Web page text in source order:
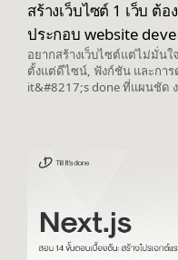
สร้างเว็บไซต์ 1 เว็บ ต้อ
ประกอบ website
อยากสร้างเว็บไซต์แต่ไม่มั่นใ
ตั้งแต่ดีไซน์, ฟังก์ชัน และการ
it&#8217;s done ที่แผนชัด